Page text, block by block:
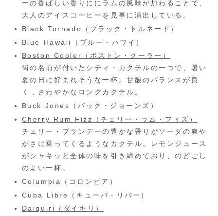
ーの香ばしい香りににラムの風味が加わることで、
大人のアイスコーヒーを見事に演出している。
Black Tornado（ブラック・トルネード）
Blue Hawaii（ブルー・ハワイ）
Boston Cooler（ボストン・クーラー）
街の名前が付いたシティ・カクテルの一つで、暑い
夏の日に好まれそうな一杯。甘酸のバランスが良
く，さわやかなロングカクテル。
Buck Jones（バック・ジョーンズ）
Cherry Rum Fizz（チェリー・ラム・フィズ）
チェリー・ブランデーの豊かな香りがソーダの爽や
かさに乗ってくるようなカクテル。レモンジュース
がシャキッと全体の味を引き締めており、のどごし
のよい一杯。
Columbia（コロンビア）
Cuba Libre（キューバ・リバー）
Daiquiri（ダイキリ）